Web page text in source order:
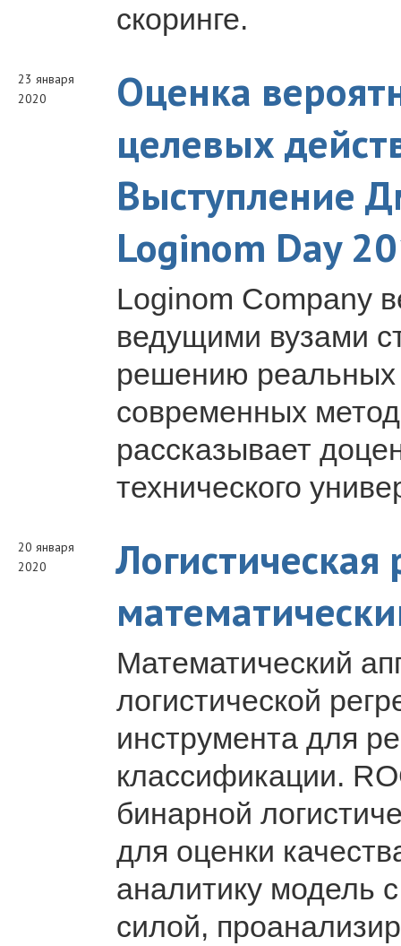
скоринге.
23 января
2020
Оценка
целевых
Выступление
Loginom Day
Loginom Company
ведущими вузами
решению реальных
современных
рассказывает
технического
20 января
2020
Логистическая
Математический
логистической
инструмента для
классификации.
бинарной
для оценки
аналитику модель
силой,